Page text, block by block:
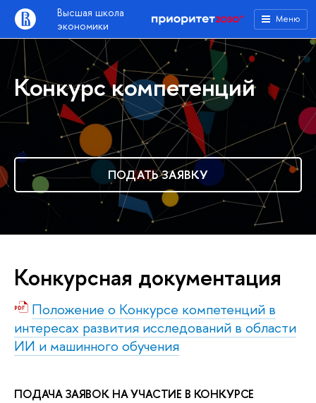
Высшая школа
экономики
Меню
Конкурс компетенций
ПОДАТЬ ЗАЯВКУ
Конкурсная документация
Положение о Конкурсе компетенций в
интересах развития исследований в области
ИИ и машинного обучения
ПОДАЧА ЗАЯВОК НА УЧАСТИЕ В КОНКУРСЕ